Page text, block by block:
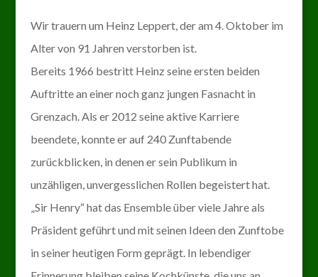
Wir trauern um Heinz Leppert, der am 4. Oktober im
Alter von 91 Jahren verstorben ist.
Bereits 1966 bestritt Heinz seine ersten beiden
Auftritte an einer noch ganz jungen Fasnacht in
Grenzach. Als er 2012 seine aktive Karriere
beendete, konnte er auf 240 Zunftabende
zurückblicken, in denen er sein Publikum in
unzähligen, unvergesslichen Rollen begeistert hat.
„Sir Henry“ hat das Ensemble über viele Jahre als
Präsident geführt und mit seinen Ideen den Zunftobe
in seiner heutigen Form geprägt. In lebendiger